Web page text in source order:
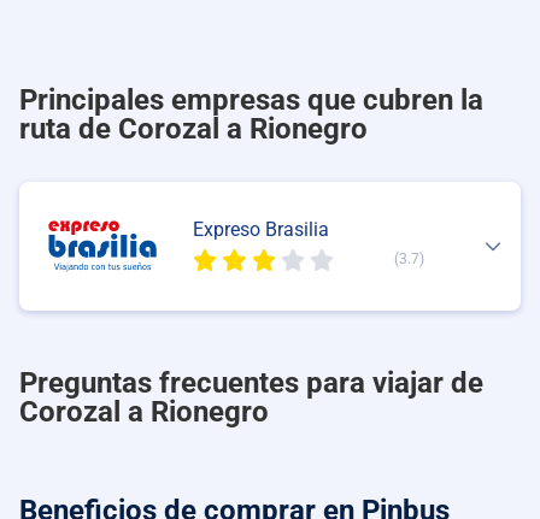
Principales empresas que cubren la
ruta de Corozal a Rionegro
Expreso Brasilia
(3.7)
Preguntas frecuentes para viajar de
Corozal a Rionegro
Beneficios de comprar en Pinbus